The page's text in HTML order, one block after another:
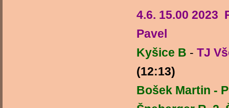
4.6. 15.00 2023
Pavel
Kyšice B - TJ
(12:13)
Bošek Martin -